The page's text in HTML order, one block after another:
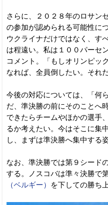
さらに、２０２８年のロサン
の参加が認められる可能性に
ウクライナだけではなく、す
は程遠い。私は１００パーセ
コメント。「もしオリンピッ
なれば、全員倒したい。それ
今後の対応については、「何
だ、準決勝の前にそのことへ
できたらチームやほかの選手
るか考えたい。今はそこに集
し、まずは準決勝へ集中する
なお、準決勝では第９シード
する。ノスコバは準々決勝で
（ベルギー）
を下しての勝ち